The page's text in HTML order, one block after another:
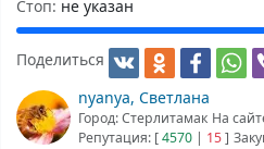
Cтоп: не указан
Поделиться
nyanya, Светлана
Город: Стерлитамак На
Репутация: [4570 | 15]